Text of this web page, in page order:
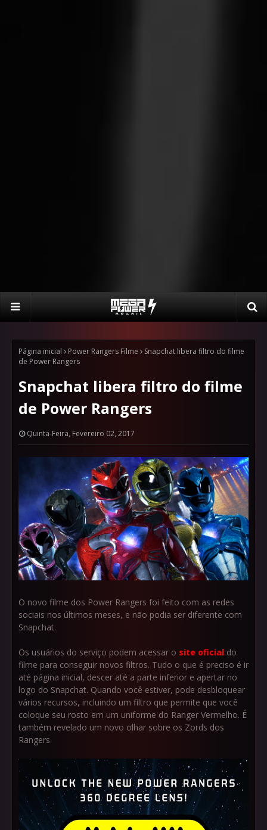
Página inicial Power Rangers Filme
Snapchat libera filtro do filme
de Power Rangers
Snapchat libera filtro do filme
de Power Rangers
Quinta-Feira, Fevereiro 02, 2017
O novo filme dos Power Rangers foi feito com as redes
sociais nos últimos meses, e não podia ser diferente com
Snapchat.
Os usuários do serviço podem acessar o site oficial do
filme para conseguir novos filtros. Tudo o que é preciso é ir
até página inicial, descer até a parte inferior e apertar no
logo do Snapchat. Quando você estiver, pode desbloquear
vários recursos, incluindo um filtro que permite que você
coloque seu rosto em um uniforme do Ranger Vermelho. É
também revelado um novo olhar sobre os Zords dos
Rangers.